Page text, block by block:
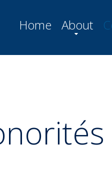
Home About